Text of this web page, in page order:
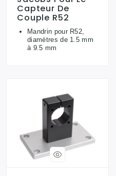
Capteur De
Couple R52
Mandrin pour R52,
diamètres de 1.5 mm
à 9.5 mm